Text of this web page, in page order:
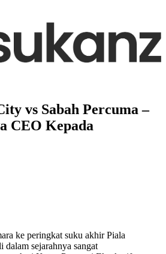
vs Sabah Percuma –
CEO Kepada
ke peringkat suku akhir Piala
dalam sejarahnya sangat